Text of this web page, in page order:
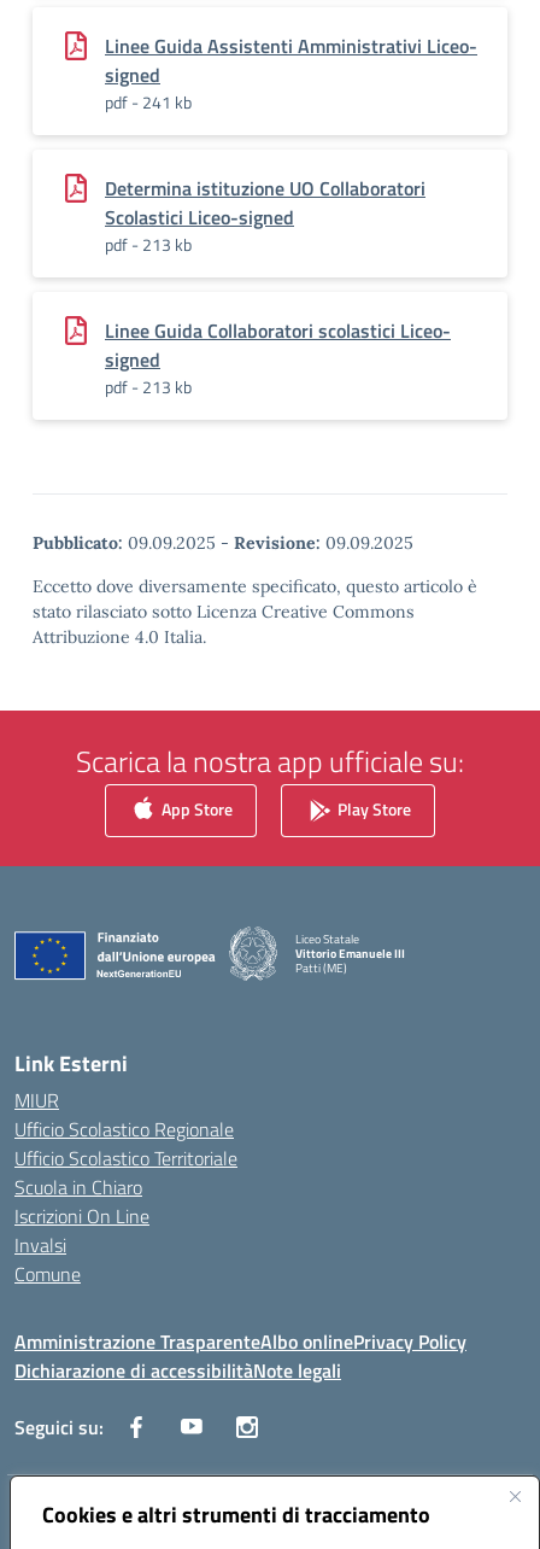
Cookies e altri strumenti di tracciamento
Linee Guida Assistenti Amministrativi Liceo-
signed
pdf - 241 kb
Determina istituzione UO Collaboratori
Scolastici Liceo-signed
pdf - 213 kb
Linee Guida Collaboratori scolastici Liceo-
signed
pdf - 213 kb
Pubblicato: 09.09.2025 - Revisione: 09.09.2025
Eccetto dove diversamente specificato, questo articolo è
stato rilasciato sotto Licenza Creative Commons
Attribuzione 4.0 Italia.
Scarica la nostra app ufficiale su:
App Store Play Store
Liceo Statale
Vittorio Emanuele III
Patti (ME)
Link Esterni
MIUR
Ufficio Scolastico Regionale
Ufficio Scolastico Territoriale
Scuola in Chiaro
Iscrizioni On Line
Invalsi
Comune
Amministrazione TrasparenteAlbo onlinePrivacy Policy
Dichiarazione di accessibilitàNote legali
Seguici su:
Indirizzo:Via Trieste, 43 – 98066 Patti (ME)